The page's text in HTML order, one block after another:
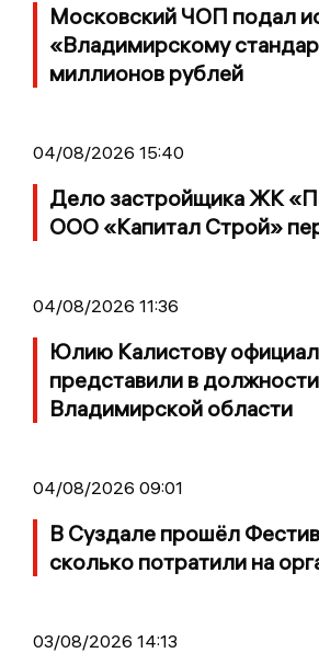
Московский ЧОП подал
«Владимирскому
миллионов рублей
04/08/2026 15:40
Дело застройщика ЖК
ООО «Капитал Строй»
04/08/2026 11:36
Юлию Калистову
представили в
Владимирской области
04/08/2026 09:01
В Суздале прошёл
сколько потратили на
03/08/2026 14:13